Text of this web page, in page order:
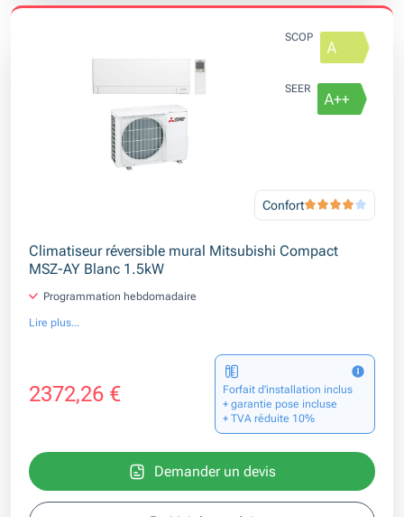
SCOP
SEER
Confort
Climatiseur réversible mural Mitsubishi Compact
MSZ-AY Blanc 1.5kW
Programmation hebdomadaire
Lire plus...
2372,26 €
Forfait d’installation inclus
+ garantie pose incluse
+ TVA réduite 10%
Demander un devis